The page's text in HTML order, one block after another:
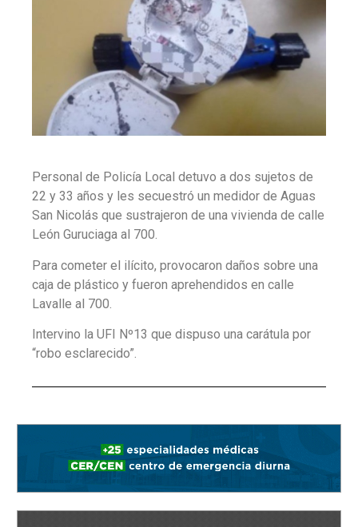
Personal de Policía Local detuvo a dos sujetos de
22 y 33 años y les secuestró un medidor de Aguas
San Nicolás que sustrajeron de una vivienda de calle
León Guruciaga al 700.
Para cometer el ilícito, provocaron daños sobre una
caja de plástico y fueron aprehendidos en calle
Lavalle al 700.
Intervino la UFI Nº13 que dispuso una carátula por
“robo esclarecido”.